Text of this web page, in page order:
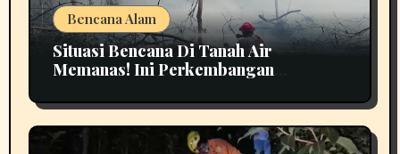
Bencana Alam
Situasi Bencana Di Tanah Air
Memanas! Ini Perkembangan